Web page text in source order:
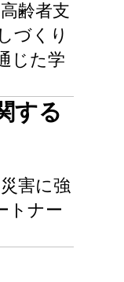
齢者支
づくり
じた学
する
害に強
トナー